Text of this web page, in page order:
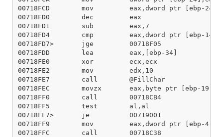
00718FCD        mov         eax,dword ptr [ebp-24]
00718FD0        dec         eax
00718FD1        sub         eax,7
00718FD4        cmp         eax,dword ptr [ebp-14]
00718FD7>       jge         00718F05
00718FDD        lea         eax,[ebp-34]
00718FE0        xor         ecx,ecx
00718FE2        mov         edx,10
00718FE7        call        @FillChar
00718FEC        movzx       eax,byte ptr [ebp-19]
00718FF0        call        00718CB4
00718FF5        test        al,al
00718FF7>       je          00719001
00718FF9        mov         eax,dword ptr [ebp-4]
00718FFC        call        00718C38